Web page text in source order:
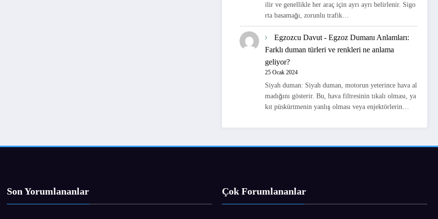
ilir ve genellikle her araç için ayrı ayrı belirlenir. Sigo
rta basamağı, zorunlu trafik…
Egzozcu Davut-Egzoz Dumanı Anlamları:
Farklı duman türleri ve renkleri ne anlama
geliyor?
25 Ocak 2024
Siyah duman: Siyah duman, motorun yeterince hava al
madığını gösterir. Bu, hava filtresinin tıkalı olması, ya
kıt püskürtmenin yanlış olması veya enjektörlerin…
Son Yorumlananlar Çok Forumlananlar